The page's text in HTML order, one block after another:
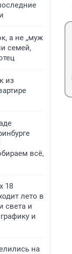
а не „муж
семей,
из
всё,
18
лето в
света и
и
на